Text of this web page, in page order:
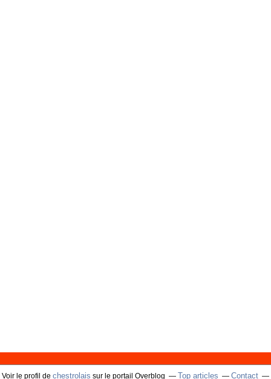
Voir le profil de chestrolais sur le portail Overblog Top articles Contact